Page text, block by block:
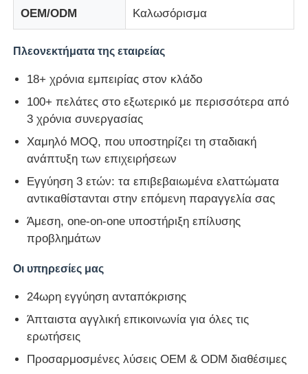
OEM/ODM Καλωσόρισμα
Πλεονεκτήματα της εταιρείας
18+ χρόνια εμπειρίας στον κλάδο
100+ πελάτες στο εξωτερικό με περισσότερα από
3 χρόνια συνεργασίας
Χαμηλό MOQ, που υποστηρίζει τη σταδιακή
ανάπτυξη των επιχειρήσεων
Εγγύηση 3 ετών: τα επιβεβαιωμένα ελαττώματα
αντικαθίστανται στην επόμενη παραγγελία σας
Άμεση, one-on-one υποστήριξη επίλυσης
προβλημάτων
Οι υπηρεσίες μας
24ωρη εγγύηση ανταπόκρισης
Άπταιστα αγγλική επικοινωνία για όλες τις
ερωτήσεις
Προσαρμοσμένες λύσεις OEM & ODM διαθέσιμες